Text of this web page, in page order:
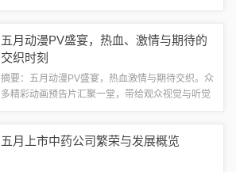
更加激烈的战斗体验，让玩家在游戏中获得更...
五月动漫PV盛宴，热血、激情与期待的
交织时刻
摘要：五月动漫PV盛宴，热血激情与期待交织。众
多精彩动画预告片汇聚一堂，带给观众视觉与听觉
PV，带你领略动画世界的精彩纷呈。精美绝...
五月上市中药公司繁荣与发展概览